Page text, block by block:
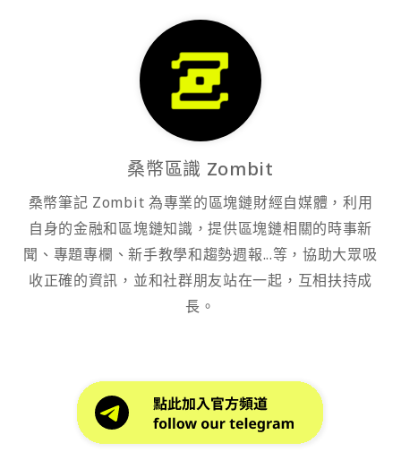
桑幣區識 Zombit
桑幣筆記 Zombit 為專業的區塊鏈財經自媒體，利用
自身的金融和區塊鏈知識，提供區塊鏈相關的時事新
聞、專題專欄、新手教學和趨勢週報...等，協助大眾吸
收正確的資訊，並和社群朋友站在一起，互相扶持成
長。